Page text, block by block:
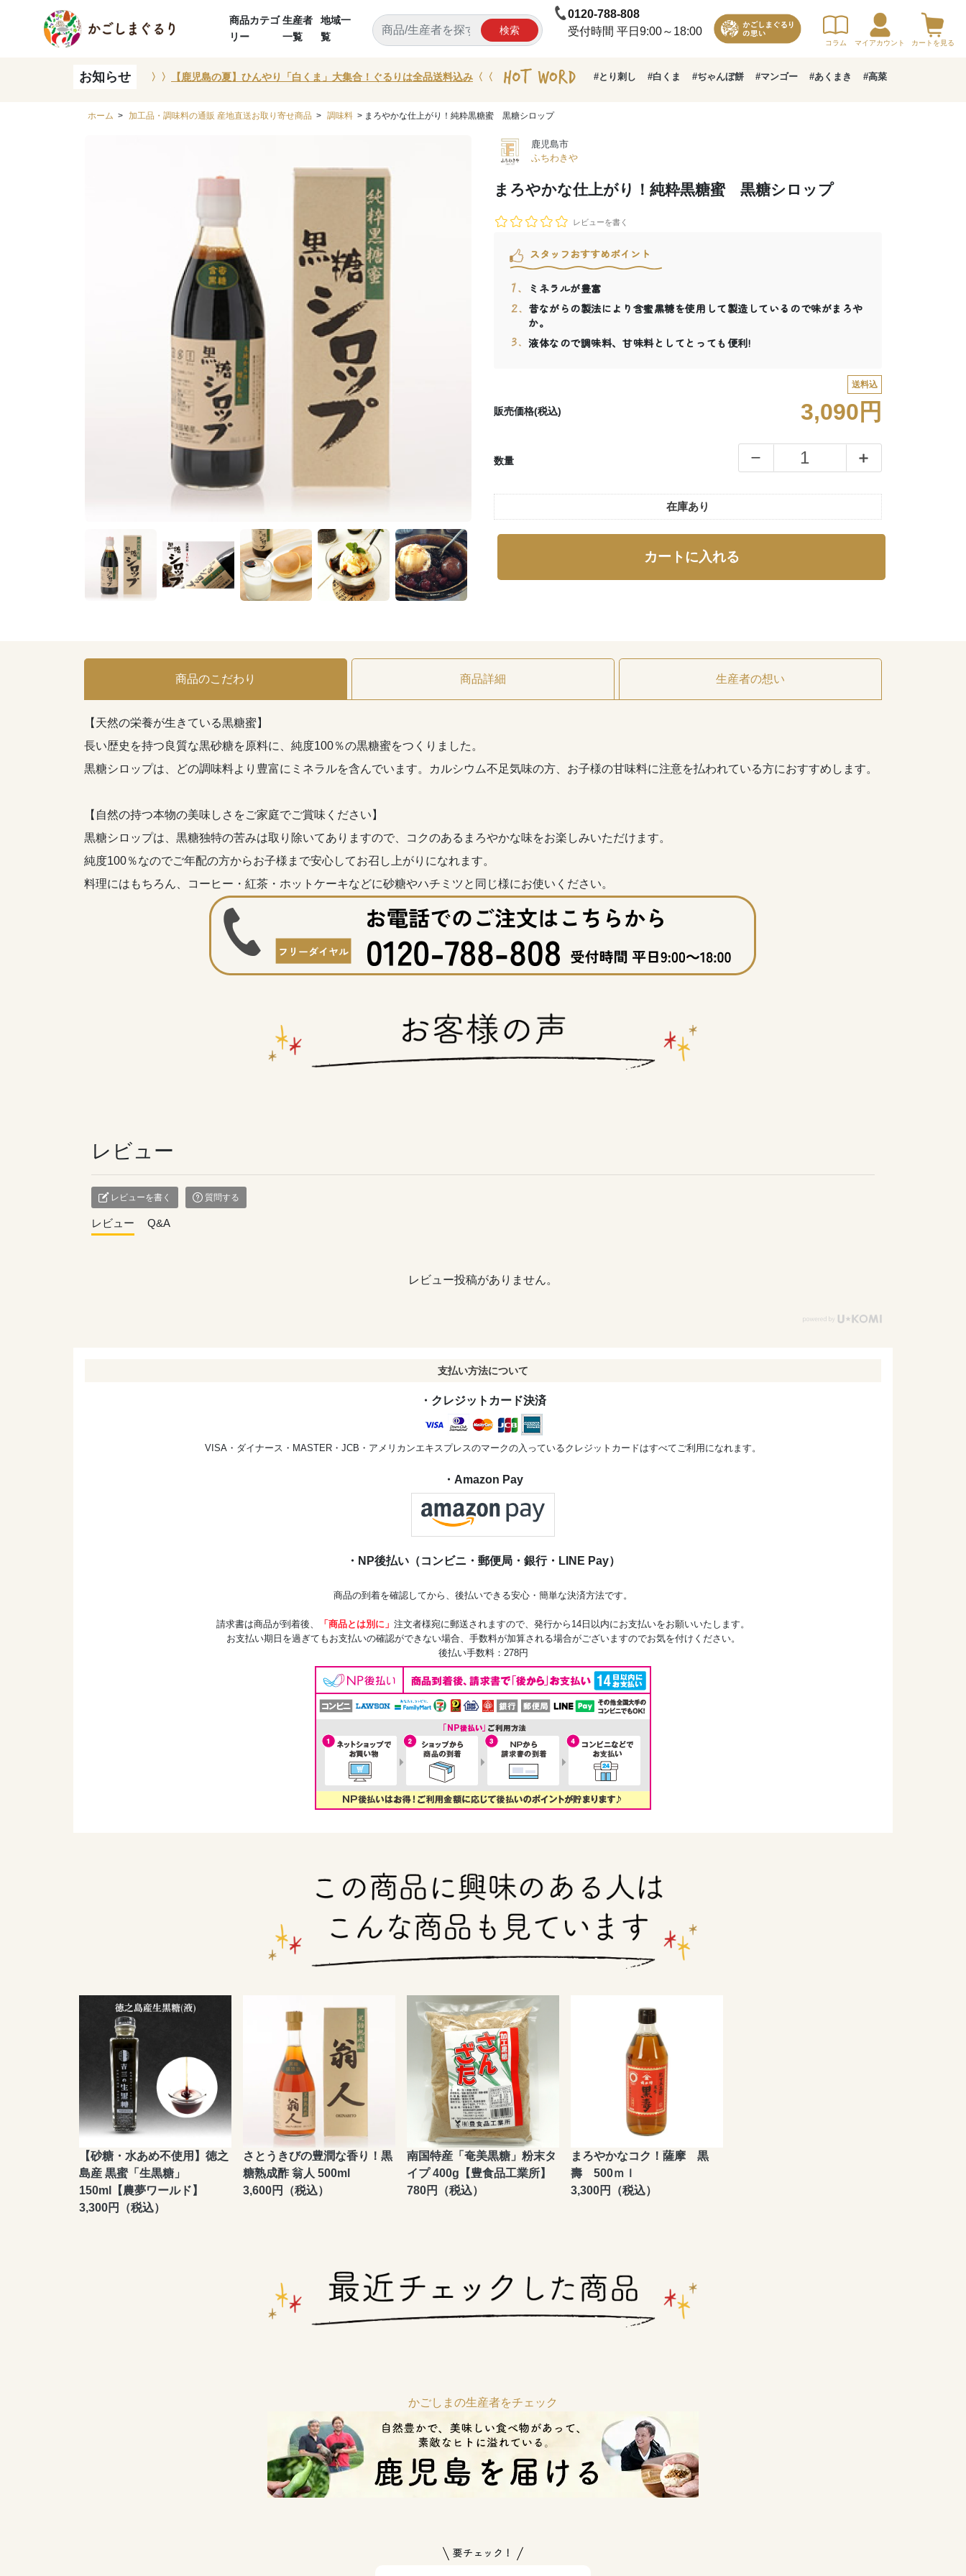
商品カテゴ
リー
生産者
一覧
地域一
覧
検索
0120-788-808
受付時間 平日9:00～18:00
コラム マイアカウント カートを見る
お知らせ 〉〉 【鹿児島の夏】ひんやり「白くま」大集合！ぐるりは全品送料込み 〈〈 #とり刺し #白くま #ぢゃんぼ餅 #マンゴー #あくまき #高菜
ホーム > 加工品・調味料の通販 産地直送お取り寄せ商品 > 調味料 > まろやかな仕上がり！純粋黒糖蜜 黒糖シロップ
鹿児島市
ふちわきや
まろやかな仕上がり！純粋黒糖蜜 黒糖シロップ
レビューを書く
スタッフおすすめポイント
ミネラルが豊富
昔ながらの製法により含蜜黒糖を使用して製造しているので味がまろや
か。
液体なので調味料、甘味料としてとっても便利!
送料込
販売価格(税込) 3,090円
数量
在庫あり
カートに入れる
商品のこだわり 商品詳細 生産者の想い
【天然の栄養が生きている黒糖蜜】
長い歴史を持つ良質な黒砂糖を原料に、純度100％の黒糖蜜をつくりました。
黒糖シロップは、どの調味料より豊富にミネラルを含んでいます。カルシウム不足気味の方、お子様の甘味料に注意を払われている方におすすめします。
【自然の持つ本物の美味しさをご家庭でご賞味ください】
黒糖シロップは、黒糖独特の苦みは取り除いてありますので、コクのあるまろやかな味をお楽しみいただけます。
純度100％なのでご年配の方からお子様まで安心してお召し上がりになれます。
料理にはもちろん、コーヒー・紅茶・ホットケーキなどに砂糖やハチミツと同じ様にお使いください。
レビュー
レビューを書く 質問する
レビュー Q&A
レビュー投稿がありません。
支払い方法について
・クレジットカード決済
VISA・ダイナース・MASTER・JCB・アメリカンエキスプレスのマークの入っているクレジットカードはすべてご利用になれます。
・Amazon Pay
・NP後払い（コンビニ・郵便局・銀行・LINE Pay）
商品の到着を確認してから、後払いできる安心・簡単な決済方法です。
請求書は商品が到着後、 「商品とは別に」 注文者様宛に郵送されますので、発行から14日以内にお支払いをお願いいたします。
お支払い期日を過ぎてもお支払いの確認ができない場合、手数料が加算される場合がございますのでお気を付けください。
後払い手数料：278円
【砂糖・水あめ不使用】徳之
島産 黒蜜「生黒糖」
150ml【農夢ワールド】
3,300円（税込）
さとうきびの豊潤な香り！黒
糖熟成酢 翁人 500ml
3,600円（税込）
南国特産「奄美黒糖」粉末タ
イプ 400g【豊食品工業所】
780円（税込）
まろやかなコク！薩摩 黒
壽 500ｍｌ
3,300円（税込）
かごしまの生産者をチェック
要チェック！